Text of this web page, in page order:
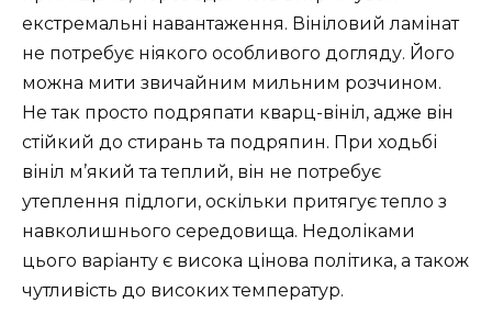
екстремальні навантаження. Вініловий ламінат
не потребує ніякого особливого догляду. Його
можна мити звичайним мильним розчином.
Не так просто подряпати кварц-вініл, адже він
стійкий до стирань та подряпин. При ходьбі
вініл м’який та теплий, він не потребує
утеплення підлоги, оскільки притягує тепло з
навколишнього середовища. Недоліками
цього варіанту є висока цінова політика, а також
чутливість до високих температур.